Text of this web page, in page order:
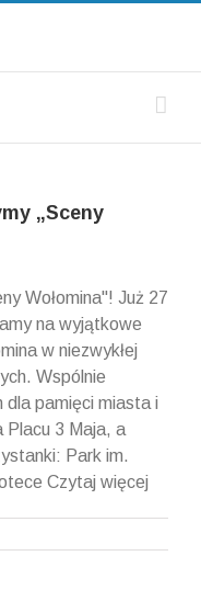
„Sceny
Wołomina"! Już 27
na wyjątkowe
w niezwykłej
Wspólnie
dla pamięci miasta i
Placu 3 Maja, a
Park im.
Czytaj więcej